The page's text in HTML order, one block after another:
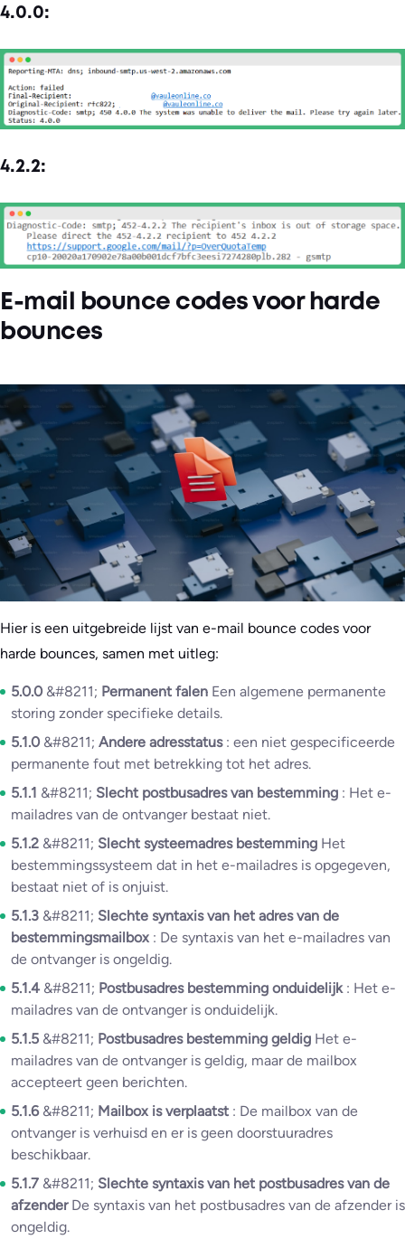
4.0.0:
4.2.2:
E-mail bounce codes voor harde
bounces
Hier is een uitgebreide lijst van e-mail bounce codes voor
harde bounces, samen met uitleg:
5.0.0 &#8211; Permanent falen Een algemene permanente
storing zonder specifieke details.
5.1.0 &#8211; Andere adresstatus : een niet gespecificeerde
permanente fout met betrekking tot het adres.
5.1.1 &#8211; Slecht postbusadres van bestemming : Het e-
mailadres van de ontvanger bestaat niet.
5.1.2 &#8211; Slecht systeemadres bestemming Het
bestemmingssysteem dat in het e-mailadres is opgegeven,
bestaat niet of is onjuist.
5.1.3 &#8211; Slechte syntaxis van het adres van de
bestemmingsmailbox : De syntaxis van het e-mailadres van
de ontvanger is ongeldig.
5.1.4 &#8211; Postbusadres bestemming onduidelijk : Het e-
mailadres van de ontvanger is onduidelijk.
5.1.5 &#8211; Postbusadres bestemming geldig Het e-
mailadres van de ontvanger is geldig, maar de mailbox
accepteert geen berichten.
5.1.6 &#8211; Mailbox is verplaatst : De mailbox van de
ontvanger is verhuisd en er is geen doorstuuradres
beschikbaar.
5.1.7 &#8211; Slechte syntaxis van het postbusadres van de
afzender De syntaxis van het postbusadres van de afzender is
ongeldig.